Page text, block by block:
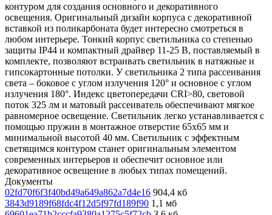
контуром для создания основного и декоративного
освещения. Оригинальный дизайн корпуса с декоративной
вставкой из поликарбоната будет интересно смотреться в
любом интерьере. Тонкий корпус светильника со степенью
защиты IP44 и компактный драйвер 11-25 В, поставляемый в
комплекте, позволяют встраивать светильник в натяжные и
гипсокартонные потолки. У светильника 2 типа рассеивания
света – боковое с углом излучения 120° и основное с углом
излучения 180°. Индекс цветопередачи CRI>80, световой
поток 325 лм и матовый рассеиватель обеспечивают мягкое
равномерное освещение. Светильник легко устанавливается с
помощью пружин в монтажное отверстие 65х65 мм и
минимальной высотой 40 мм. Светильник с эффектным
светящимся контуром станет оригинальным элементом
современных интерьеров и обеспечит основное или
декоративное освещение в любых типах помещений.
Документы
02fd70f6f3f40bd49a649a862a7d4e16 904,4 кб
3843d9189f68fdc4f12d5f97fd189f90 1,1 мб